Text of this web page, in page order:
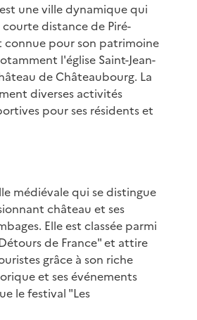
une ville dynamique qui
distance de Piré-
connue pour son patrimoine
l'église Saint-Jean-
de Châteaubourg. La
diverses activités
pour ses résidents et
médiévale qui se distingue
château et ses
Elle est classée parmi
de France" et attire
grâce à son riche
et ses événements
le festival "Les